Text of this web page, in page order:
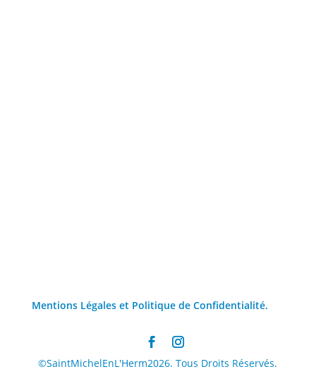
Mentions Légales et Politique de Confidentialité.
©SaintMichelEnL'Herm2026. Tous Droits Réservés.